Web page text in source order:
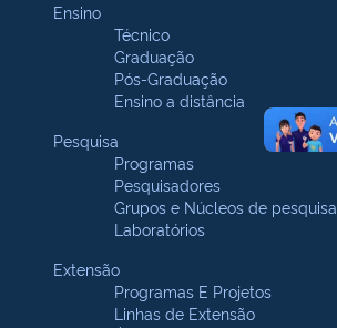
Ensino
Técnico
Graduação
Pós-Graduação
Ensino a distância
Pesquisa
Programas
Pesquisadores
Grupos e Núcleos de pesquisa
Laboratórios
Extensão
Programas E Projetos
Linhas de Extensão